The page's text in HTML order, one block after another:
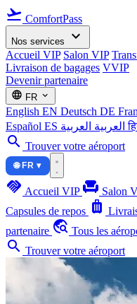
flight_takeoff ComfortPass
Nos services expand_more
Accueil VIP Salon VIP
Livraison de bagages VVIP
Devenir partenaire
language FR expand_more
English EN Deutsch DE
Español ES العربية العربية
search Trouver votre aéroport
🌐 FR ▾
handshake Accueil VIP chair Salon
Capsules de repos luggage
partenaire travel_explore Tous les
search Trouver votre aéroport